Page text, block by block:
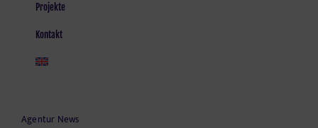
Projekte
Kontakt
Agentur News